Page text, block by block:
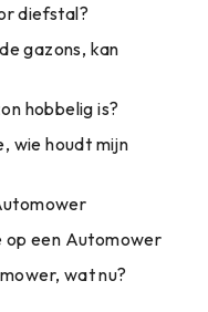
diefstal?
gazons, kan
hobbelig is?
wie houdt mijn
op een Automower
wat nu?